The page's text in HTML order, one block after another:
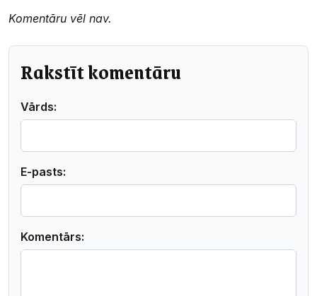
Komentāru vēl nav.
Rakstīt komentāru
Vārds:
E-pasts:
Komentārs: